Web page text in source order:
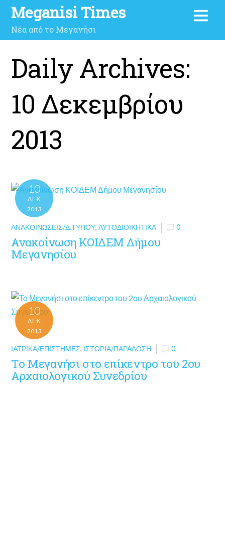
Meganisi Times
Νέα από το Μεγανήσι
Daily Archives:
10 Δεκεμβρίου
2013
10
ΔΕΚ
2013
ΑΝΑΚΟΙΝΏΣΕΙΣ/Δ.ΤΎΠΟΥ,ΑΥΤΟΔΙΟΙΚΗΤΙΚΆ 0
Ανακοίνωση ΚΟΙΔΕΜ Δήμου
Μεγανησίου
10
ΔΕΚ
2013
ΙΑΤΡΙΚΆ/ΕΠΙΣΤΉΜΕΣ, ΙΣΤΟΡΊΑ/ΠΑΡΆΔΟΣΗ 0
Το Μεγανήσι στο επίκεντρο του 2ου
Αρχαιολογικού Συνεδρίου